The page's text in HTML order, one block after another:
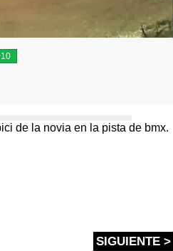
de la novia en la pista de bmx.
SIGUIENTE >